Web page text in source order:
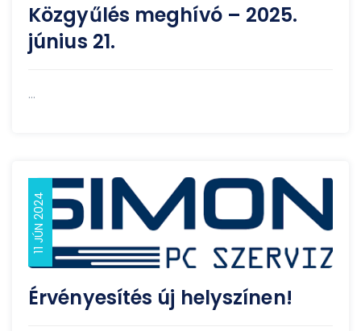
Közgyűlés meghívó – 2025.
június 21.
...
11 JÚN 2024
Érvényesítés új helyszínen!